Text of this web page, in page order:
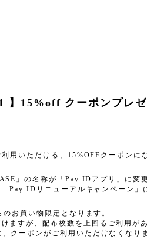
】15%off クーポンプレゼ
用いただける、15%OFFクーポンに
」の名称が「Pay IDアプリ」に変
Pay IDリニューアルキャンペーン」
お買い物限定となります。
ますが、配布枚数を上回るご利用が
クーポンがご利用いただけなくなり